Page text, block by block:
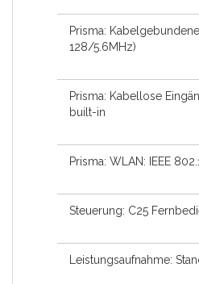
Prisma:
128/5.6MHz)
Prisma: Kabellose
built-in
Prisma: WLAN: IEEE
Steuerung: C25
Leistungsaufnahme: